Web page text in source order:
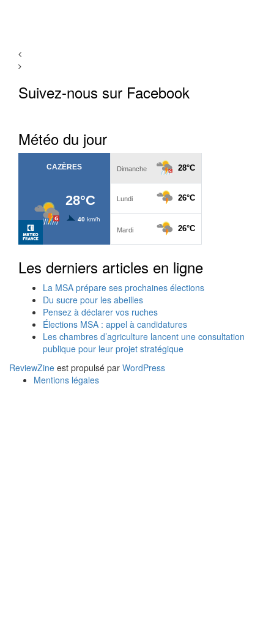
Suivez-nous sur Facebook
Météo du jour
Les derniers articles en ligne
La MSA prépare ses prochaines élections
Du sucre pour les abeilles
Pensez à déclarer vos ruches
Élections MSA : appel à candidatures
Les chambres d’agriculture lancent une consultation
publique pour leur projet stratégique
ReviewZine est propulsé par WordPress
Mentions légales